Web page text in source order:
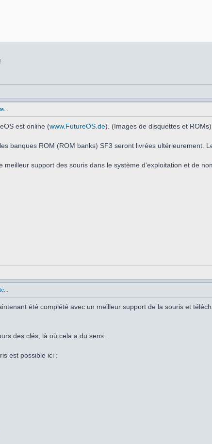
est online (www.FutureOS.de). (Images de disquettes et ROMs).
banques ROM (ROM banks) SF3 seront livrées ultérieurement.
meilleur support des souris dans le système d'exploitation et de
été complété avec un meilleur support de la souris et
des clés, là où cela a du sens.
est possible ici :